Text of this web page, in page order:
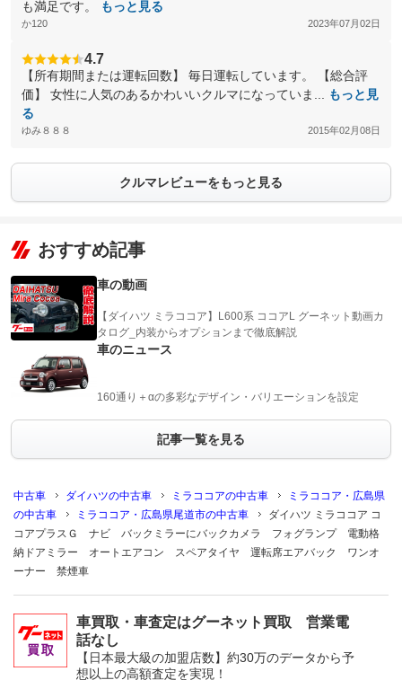
も満足です。
もっと見る
か120 2023年07月02日
4.7
【所有期間または運転回数】 毎日運転しています。 【総合評
価】 女性に人気のあるかわいいクルマになっていま...
もっと見
る
ゆみ８８８ 2015年02月08日
クルマレビューをもっと見る
おすすめ記事
車の動画
【ダイハツ ミラココア】L600系 ココアL グーネット動画カ
タログ_内装からオプションまで徹底解説
車のニュース
160通り＋αの多彩なデザイン・バリエーションを設定
記事一覧を見る
中古車 ダイハツの中古車 ミラココアの中古車
ミラココア・広島県
の中古車
ミラココア・広島県尾道市の中古車
ダイハツ ミラココア コ
コアプラスＧ ナビ バックミラーにバックカメラ フォグランプ 電動格
納ドアミラー オートエアコン スペアタイヤ 運転席エアバック ワンオ
ーナー 禁煙車
車買取・車査定はグーネット買取 営業電
話なし
【日本最大級の加盟店数】約30万のデータから予
想以上の高額査定を実現！